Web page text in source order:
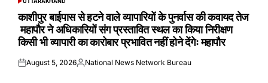
POSTED
काशीपुर बाईपास से हटने वाले व्यापारियों के पुनर्वास की कवायद तेज
महापौर ने अधिकारियों संग प्रस्तावित स्थल का किया निरीक्षण
किसी भी व्यापारी का कारोबार प्रभावित नहीं होने देंगेः महापौर
Posted
August 5, 2026Posted
National News Network Bureau